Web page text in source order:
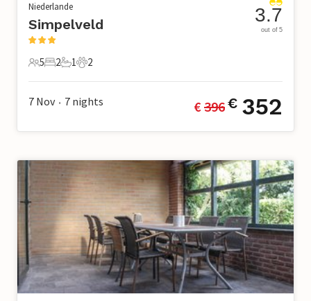
Niederlande
Simpelveld
5 Gäste
5
2 Schlafzimmer
2
1 Badezimmer
1
2 Haustiere
2
3.7
out of 5
7 Nov • 7 nights € 396€ 352